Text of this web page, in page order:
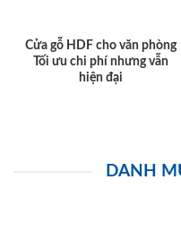
Cửa gỗ HDF cho văn phòng
Tối ưu chi phí nhưng vẫn
hiện đại
DANH